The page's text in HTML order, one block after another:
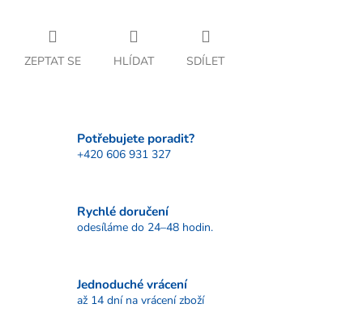
ZEPTAT SE HLÍDAT SDÍLET
Potřebujete poradit?
+420 606 931 327
Rychlé doručení
odesíláme do 24–48 hodin.
Jednoduché vrácení
až 14 dní na vrácení zboží